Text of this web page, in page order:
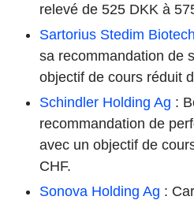
relevé de 525 DKK à
Sartorius Stedim Biotech
sa recommandation de
objectif de cours réduit
Schindler Holding Ag :
recommandation de
avec un objectif de
CHF.
Sonova Holding Ag :